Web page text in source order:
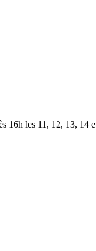
16h les 11, 12, 13, 14